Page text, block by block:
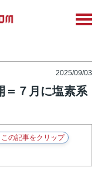
2025/09/03
＝７月に塩素系